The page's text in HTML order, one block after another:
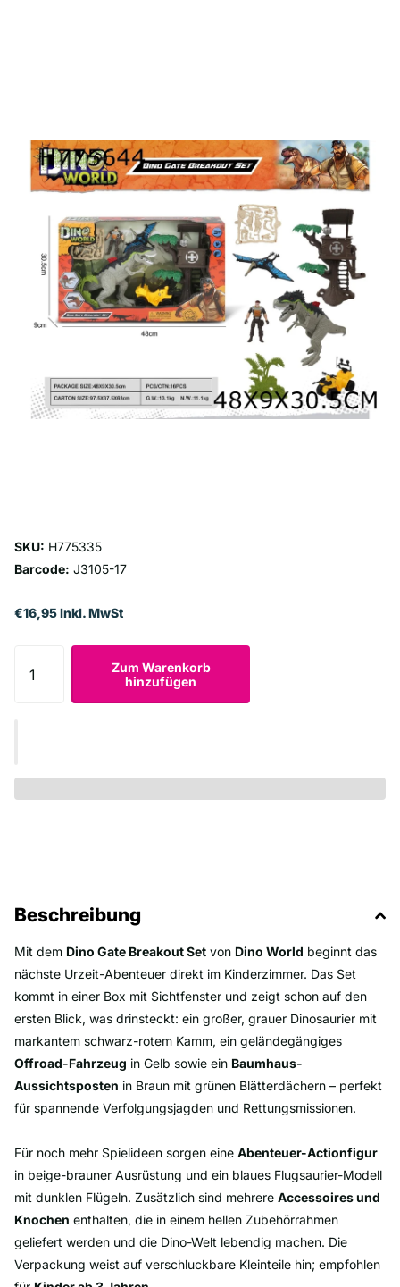
SKU: H775335
Barcode: J3105-17
€16,95 Inkl. MwSt
Zum Warenkorb
hinzufügen
Beschreibung
Mit dem Dino Gate Breakout Set von Dino World beginnt das
nächste Urzeit-Abenteuer direkt im Kinderzimmer. Das Set
kommt in einer Box mit Sichtfenster und zeigt schon auf den
ersten Blick, was drinsteckt: ein großer, grauer Dinosaurier mit
markantem schwarz-rotem Kamm, ein geländegängiges
Offroad-Fahrzeug in Gelb sowie ein Baumhaus-
Aussichtsposten in Braun mit grünen Blätterdächern – perfekt
für spannende Verfolgungsjagden und Rettungsmissionen.
Für noch mehr Spielideen sorgen eine Abenteuer-Actionfigur
in beige-brauner Ausrüstung und ein blaues Flugsaurier-Modell
mit dunklen Flügeln. Zusätzlich sind mehrere Accessoires und
Knochen enthalten, die in einem hellen Zubehörrahmen
geliefert werden und die Dino-Welt lebendig machen. Die
Verpackung weist auf verschluckbare Kleinteile hin; empfohlen